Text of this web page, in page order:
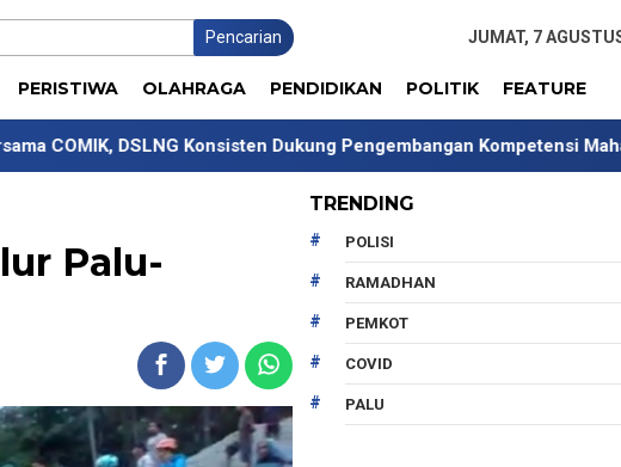
Pencarian JUMAT, 7
PERISTIWA OLAHRAGA PENDIDIKAN POLITIK FEATURE
Konsisten Dukung Pengembangan Kompetensi Mahasiswa
Palu-
TRENDING
POLISI
RAMADHAN
PEMKOT
COVID
PALU